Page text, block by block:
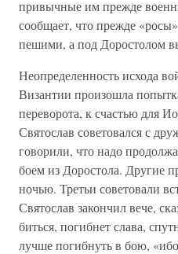
привычные им прежде
сообщает, что прежде
пешими, а под Доростолом
Неопределенность исхода
Византии произошла
переворота, к счастью для
Святослав советовался с
говорили, что надо
боем из Доростола. Другие
ночью. Третьи советовали
Святослав закончил вече,
биться, погибнет слава,
лучше погибнуть в бою,